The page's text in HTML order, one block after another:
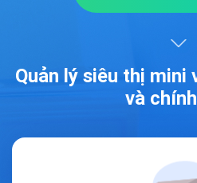
Quản lý siêu thị mini
và